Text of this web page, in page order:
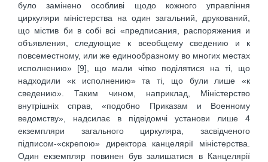
було замінено особливі щодо кожного управління
циркуляри міністерства на один загальний, друкований,
що містив би в собі всі «предписания, распоряжения и
объявления, следующие к всеобщему сведению и к
повсеместному, или же единообразному во многих местах
исполнению» [9], що мали чітко поділятися на ті, що
надходили «к исполнению» та ті, що були лише «к
сведению». Таким чином, наприклад, Міністерство
внутрішніх справ, «подобно Приказам и Военному
ведомству», надсилає в підвідомчі установи лише 4
екземпляри загального циркуляра, засвідченого
підписом-«скрепою» директора канцелярії міністерства.
Один екземпляр повинен був залишатися в Канцелярії